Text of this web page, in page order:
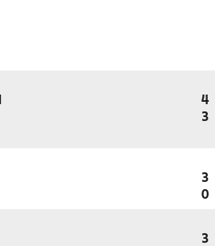
4
3
3
0
3